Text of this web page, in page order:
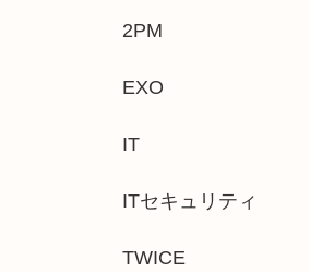
2PM
EXO
IT
ITセキュリティ
TWICE